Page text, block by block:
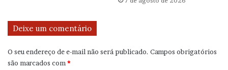
Deixe um comentário
O seu endereço de e-mail não será publicado. Campos obrigatórios
são marcados com*